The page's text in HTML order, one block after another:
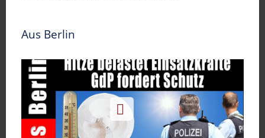
Aus Berlin